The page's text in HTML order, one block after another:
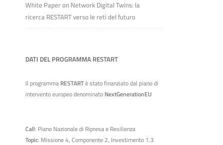
White Paper on Network Digital Twins: la
ricerca RESTART verso le reti del futuro
DATI DEL PROGRAMMA RESTART
Il programma RESTARTè stato finanziato dal piano di
intervento europeo denominato NextGenerationEU
Call: Piano Nazionale di Ripresa e Resilienza
Topic: Missione 4, Componente 2, Investimento 1.3